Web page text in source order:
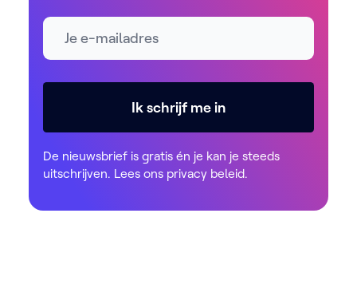
E-mailadres *
Ik schrijf me in
De nieuwsbrief is gratis én je kan je steeds
uitschrijven. Lees ons privacy beleid.